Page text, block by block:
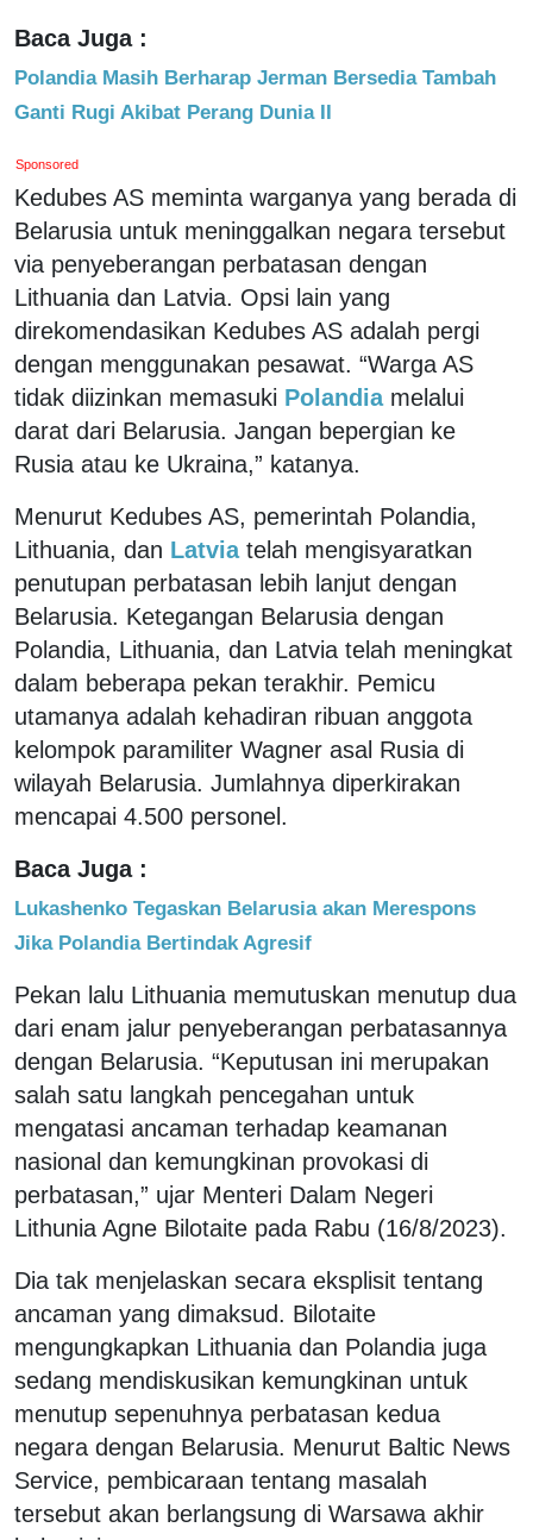
Baca Juga :
Polandia Masih Berharap Jerman Bersedia Tambah
Ganti Rugi Akibat Perang Dunia II
Sponsored
Kedubes AS meminta warganya yang berada di
Belarusia untuk meninggalkan negara tersebut
via penyeberangan perbatasan dengan
Lithuania dan Latvia. Opsi lain yang
direkomendasikan Kedubes AS adalah pergi
dengan menggunakan pesawat. “Warga AS
tidak diizinkan memasuki Polandia melalui
darat dari Belarusia. Jangan bepergian ke
Rusia atau ke Ukraina,” katanya.
Menurut Kedubes AS, pemerintah Polandia,
Lithuania, dan Latvia telah mengisyaratkan
penutupan perbatasan lebih lanjut dengan
Belarusia. Ketegangan Belarusia dengan
Polandia, Lithuania, dan Latvia telah meningkat
dalam beberapa pekan terakhir. Pemicu
utamanya adalah kehadiran ribuan anggota
kelompok paramiliter Wagner asal Rusia di
wilayah Belarusia. Jumlahnya diperkirakan
mencapai 4.500 personel.
Baca Juga :
Lukashenko Tegaskan Belarusia akan Merespons
Jika Polandia Bertindak Agresif
Pekan lalu Lithuania memutuskan menutup dua
dari enam jalur penyeberangan perbatasannya
dengan Belarusia. “Keputusan ini merupakan
salah satu langkah pencegahan untuk
mengatasi ancaman terhadap keamanan
nasional dan kemungkinan provokasi di
perbatasan,” ujar Menteri Dalam Negeri
Lithunia Agne Bilotaite pada Rabu (16/8/2023).
Dia tak menjelaskan secara eksplisit tentang
ancaman yang dimaksud. Bilotaite
mengungkapkan Lithuania dan Polandia juga
sedang mendiskusikan kemungkinan untuk
menutup sepenuhnya perbatasan kedua
negara dengan Belarusia. Menurut Baltic News
Service, pembicaraan tentang masalah
tersebut akan berlangsung di Warsawa akhir